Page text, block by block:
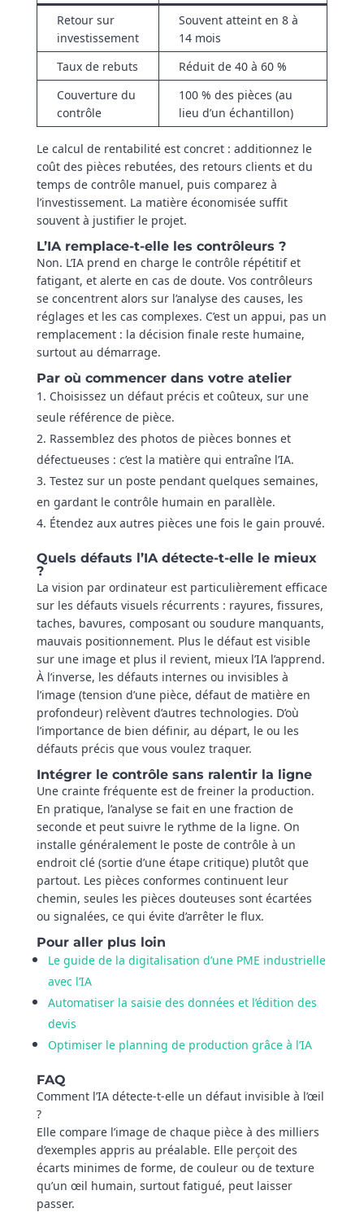
Retour sur
investissement
Souvent atteint en 8 à
14 mois
Taux de rebuts
Réduit de 40 à 60 %
Couverture du
contrôle
100 % des pièces (au
lieu d’un échantillon)
Le calcul de rentabilité est concret : additionnez le
coût des pièces rebutées, des retours clients et du
temps de contrôle manuel, puis comparez à
l’investissement. La matière économisée suffit
souvent à justifier le projet.
L’IA remplace-t-elle les contrôleurs ?
Non. L’IA prend en charge le contrôle répétitif et
fatigant, et alerte en cas de doute. Vos contrôleurs
se concentrent alors sur l’analyse des causes, les
réglages et les cas complexes. C’est un appui, pas un
remplacement : la décision finale reste humaine,
surtout au démarrage.
Par où commencer dans votre atelier
Choisissez un défaut précis et coûteux, sur une
seule référence de pièce.
Rassemblez des photos de pièces bonnes et
défectueuses : c’est la matière qui entraîne l’IA.
Testez sur un poste pendant quelques semaines,
en gardant le contrôle humain en parallèle.
Étendez aux autres pièces une fois le gain prouvé.
Quels défauts l’IA détecte-t-elle le mieux
?
La vision par ordinateur est particulièrement efficace
sur les défauts visuels récurrents : rayures, fissures,
taches, bavures, composant ou soudure manquants,
mauvais positionnement. Plus le défaut est visible
sur une image et plus il revient, mieux l’IA l’apprend.
À l’inverse, les défauts internes ou invisibles à
l’image (tension d’une pièce, défaut de matière en
profondeur) relèvent d’autres technologies. D’où
l’importance de bien définir, au départ, le ou les
défauts précis que vous voulez traquer.
Intégrer le contrôle sans ralentir la ligne
Une crainte fréquente est de freiner la production.
En pratique, l’analyse se fait en une fraction de
seconde et peut suivre le rythme de la ligne. On
installe généralement le poste de contrôle à un
endroit clé (sortie d’une étape critique) plutôt que
partout. Les pièces conformes continuent leur
chemin, seules les pièces douteuses sont écartées
ou signalées, ce qui évite d’arrêter le flux.
Pour aller plus loin
Le guide de la digitalisation d’une PME industrielle
avec l’IA
Automatiser la saisie des données et l’édition des
devis
Optimiser le planning de production grâce à l’IA
FAQ
Comment l’IA détecte-t-elle un défaut invisible à l’œil
?
Elle compare l’image de chaque pièce à des milliers
d’exemples appris au préalable. Elle perçoit des
écarts minimes de forme, de couleur ou de texture
qu’un œil humain, surtout fatigué, peut laisser
passer.